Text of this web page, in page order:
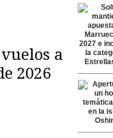
a
2026